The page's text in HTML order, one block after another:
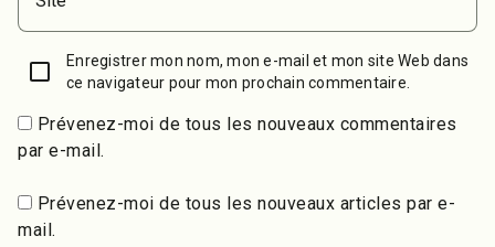
Enregistrer mon nom, mon e-mail et mon site Web dans
ce navigateur pour mon prochain commentaire.
Prévenez-moi de tous les nouveaux commentaires
par e-mail.
Prévenez-moi de tous les nouveaux articles par e-
mail.